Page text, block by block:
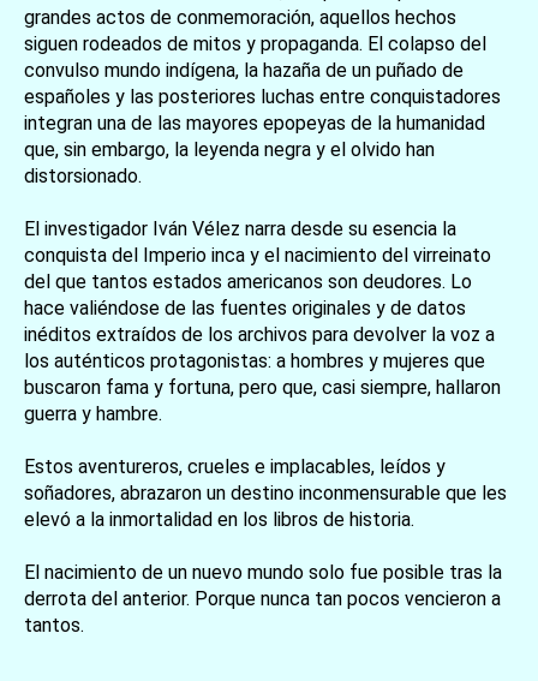
grandes actos de conmemoración, aquellos hechos
siguen rodeados de mitos y propaganda. El colapso del
convulso mundo indígena, la hazaña de un puñado de
españoles y las posteriores luchas entre conquistadores
integran una de las mayores epopeyas de la humanidad
que, sin embargo, la leyenda negra y el olvido han
distorsionado.
El investigador Iván Vélez narra desde su esencia la
conquista del Imperio inca y el nacimiento del virreinato
del que tantos estados americanos son deudores. Lo
hace valiéndose de las fuentes originales y de datos
inéditos extraídos de los archivos para devolver la voz a
los auténticos protagonistas: a hombres y mujeres que
buscaron fama y fortuna, pero que, casi siempre, hallaron
guerra y hambre.
Estos aventureros, crueles e implacables, leídos y
soñadores, abrazaron un destino inconmensurable que les
elevó a la inmortalidad en los libros de historia.
El nacimiento de un nuevo mundo solo fue posible tras la
derrota del anterior. Porque nunca tan pocos vencieron a
tantos.